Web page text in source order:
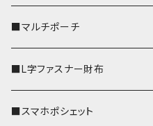
■マルチポーチ
■L字ファスナー財布
■スマホポシェット